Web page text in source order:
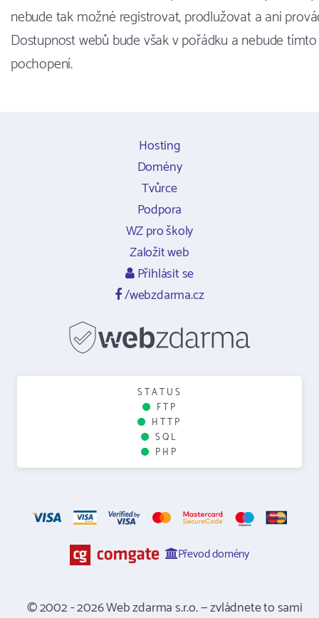
nebude tak možné registrovat, prodlužovat a ani
Dostupnost webů bude však v pořádku a nebude
pochopení.
Hosting
Domény
Tvůrce
Podpora
WZ pro školy
Založit web
Přihlásit se
/webzdarma.cz
STATUS
FTP
HTTP
SQL
PHP
Převod domény
© 2002 - 2026 Web zdarma s.r.o. — zvládnete to sami